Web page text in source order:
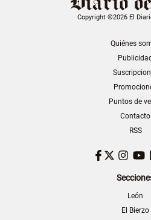
Copyright ©2026 El
Quiénes
Publicidad
Puntos de
Contacto
RSS
Facebook
Twitter
León
El Bierzo